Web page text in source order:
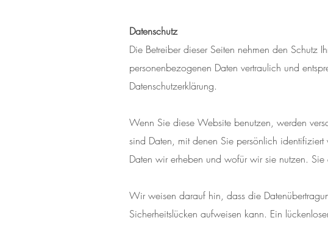
Datenschutz
Die Betreiber dieser Seiten nehmen den Schutz
personenbezogenen Daten vertraulich und
Datenschutzerklärung.
Wenn Sie diese Website benutzen, werden
sind Daten, mit denen Sie persönlich
Daten wir erheben und wofür wir sie nutzen.
Wir weisen darauf hin, dass die
Sicherheitslücken aufweisen kann. Ein